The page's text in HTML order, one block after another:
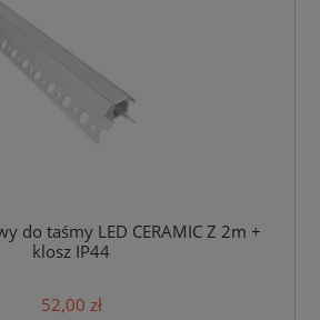
do taśmy LED CERAMIC Z 2m +
klosz IP44
52,00 zł